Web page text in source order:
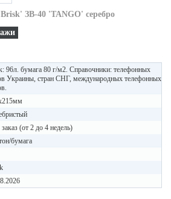
ЗВ-40 'TANGO' серебро
96л. бумага 80 г/м2. Справочники: телефонных
Украины, стран СНГ, международных телефонных
(от 2 до 4 недель)
бумага